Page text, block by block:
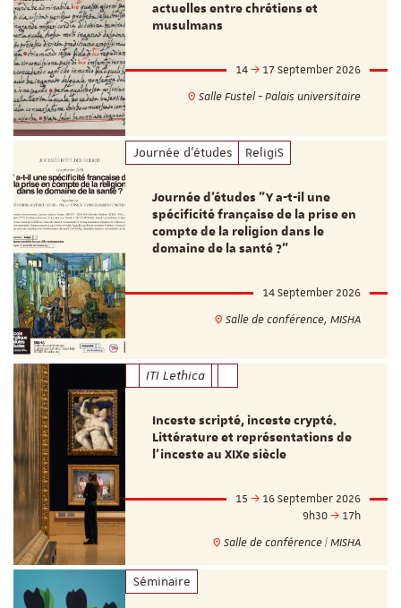
actuelles entre chrétiens et
musulmans
14
17 September 2026
Salle Fustel - Palais universitaire
Journée d'études ReligiS
Journée d’études "Y a-t-il une
spécificité française de la prise en
compte de la religion dans le
domaine de la santé ?"
14 September 2026
Salle de conférence, MISHA
ITI Lethica
Inceste scripté, inceste crypté.
Littérature et représentations de
l’inceste au XIXe siècle
15
16 September 2026
9h30
17h
Salle de conférence | MISHA
Séminaire